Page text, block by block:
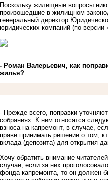
Поскольку жилищные вопросы
произошедшие в жилищном
генеральный директор
юридических компаний (по версии
- Роман Валерьевич, как
жилья?
- Прежде всего, поправки
собраниях. К ним относятся
взноса на капремонт, в случае,
праве принимать решение о том,
вклада (депозита) для открытия
Хочу обратить внимание
случае, если за них
фонда капремонта, то он должен